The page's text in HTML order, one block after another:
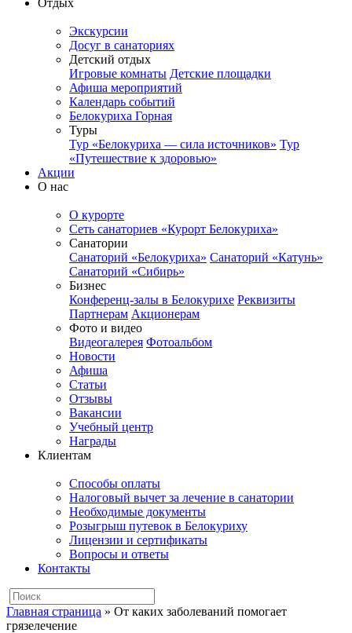
Отдых
Экскурсии
Досуг в санаториях
Детский отдых
Игровые комнаты Детские площадки
Афиша мероприятий
Календарь событий
Белокуриха Горная
Туры
Тур «Белокуриха — сила источников» Тур
«Путешествие к здоровью»
Акции
О нас
О курорте
Сеть санаториев «Курорт Белокуриха»
Санатории
Санаторий «Белокуриха» Санаторий «Катунь»
Санаторий «Сибирь»
Бизнес
Конференц-залы в Белокурихе Реквизиты
Партнерам Акционерам
Фото и видео
Видеогалерея Фотоальбом
Новости
Афиша
Статьи
Отзывы
Вакансии
Учебный центр
Награды
Клиентам
Способы оплаты
Налоговый вычет за лечение в санатории
Необходимые документы
Розыгрыш путевок в Белокуриху
Лицензии и сертификаты
Вопросы и ответы
Контакты
Главная страница » От каких заболеваний помогает
грязелечение